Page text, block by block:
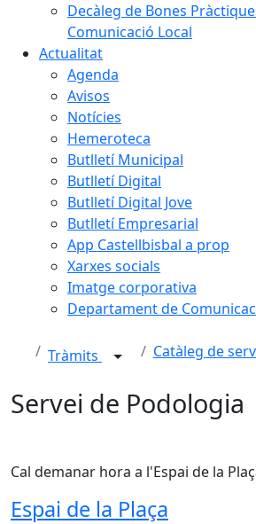
Decàleg de Bones
Comunicació Local
Actualitat
Agenda
Avisos
Notícies
Hemeroteca
Butlletí Municipal
Butlletí Digital
Butlletí Digital Jove
Butlletí Empresarial
App Castellbisbal a prop
Xarxes socials
Imatge corporativa
Departament de
Tràmits Catàleg de
Servei de Podologia
Cal demanar hora a l'Espai de la
Espai de la Plaça